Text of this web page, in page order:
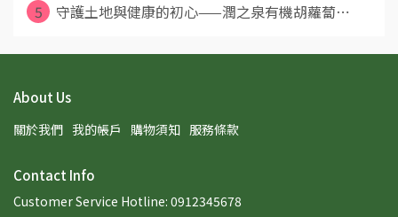
5
守護土地與健康的初心——潤之泉有機胡蘿蔔⋯
About Us
關於我們 我的帳戶 購物須知 服務條款
Contact Info
Customer Service Hotline: 0912345678